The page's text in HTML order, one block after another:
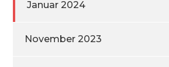
Januar 2024
November 2023